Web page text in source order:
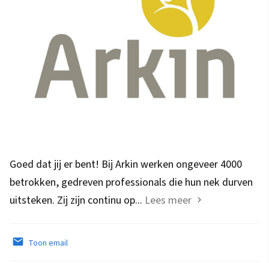
Goed dat jij er bent! Bij Arkin werken ongeveer 4000
betrokken, gedreven professionals die hun nek durven
uitsteken. Zij zijn continu op... Lees meer
Toon email